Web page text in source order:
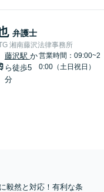
弁護士
湘南藤沢法律事務所
藤沢駅 か
ら徒歩5
分
営業時間：09:00~2
0:00（土日祝日）
毅然と対応！有利な条